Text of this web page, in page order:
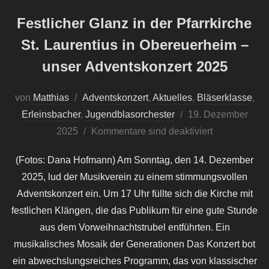
Festlicher Glanz in der Pfarrkirche
St. Laurentius in Obereuerheim –
unser Adventskonzert 2025
von Matthias Adventskonzert, Aktuelles, Bläserklasse,
Erleinsbacher, Jugendblasorchester
Veröffentlicht
am
19. Dezember
2025
Kommentare sind deaktiviert
(Fotos: Dana Hofmann) Am Sonntag, den 14. Dezember
2025, lud der Musikverein zu einem stimmungsvollen
Adventskonzert ein. Um 17 Uhr füllte sich die Kirche mit
festlichen Klängen, die das Publikum für eine gute Stunde
aus dem Vorweihnachtstrubel entführten. Ein
musikalisches Mosaik der Generationen Das Konzert bot
ein abwechslungsreiches Programm, das von klassischer